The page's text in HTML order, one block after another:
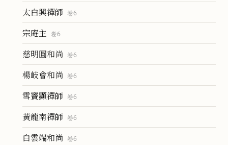
太白興禪師 卷6
宗庵主 卷6
慈明圓和尚 卷6
楊岐會和尚 卷6
雪竇顯禪師 卷6
黃龍南禪師 卷6
白雲端和尚 卷6